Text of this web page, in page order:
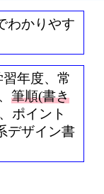
わかりやす
年度、常
筆順(書き
ポイント
デザイン書